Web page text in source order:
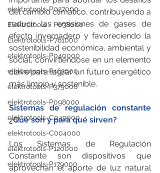
elektrotools-P027000
Elektrotools - P038000
Elektrotools-P761000
elektrotools-P040000
elektrotools-P463000
elektrotools-P375000
elektrotools-P098000
elektrotools-C049000
elektrotools-C004000
elektrotools-P120000
elektrotools-P179000
del cambio climático, contribuyendo a
reducir las emisiones de gases de
efecto invernadero y favoreciendo la
sostenibilidad económica, ambiental y
social, convirtiéndose en un elemento
clave para lograr un futuro energético
más limpio y sostenible.
Sistemas de regulación constante
¿Qué son y para qué sirven?
Los Sistemas de Regulación
Constante son dispositivos que
aprovechan el aporte de luz natural